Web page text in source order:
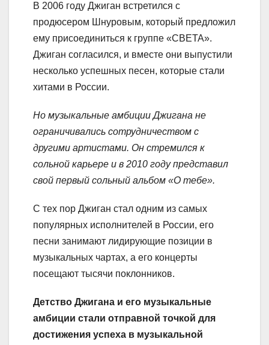
В 2006 году Джиган встретился с
продюсером Шнуровым, который предложил
ему присоединиться к группе «СВЕТА».
Джиган согласился, и вместе они выпустили
несколько успешных песен, которые стали
хитами в России.
Но музыкальные амбиции Джигана не
ограничивались сотрудничеством с
другими артистами. Он стремился к
сольной карьере и в 2010 году представил
свой первый сольный альбом «О тебе».
С тех пор Джиган стал одним из самых
популярных исполнителей в России, его
песни занимают лидирующие позиции в
музыкальных чартах, а его концерты
посещают тысячи поклонников.
Детство Джигана и его музыкальные
амбиции стали отправной точкой для
достижения успеха в музыкальной